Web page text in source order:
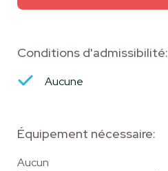
Conditions d'admissibilité:
Aucune
Équipement nécessaire:
Aucun